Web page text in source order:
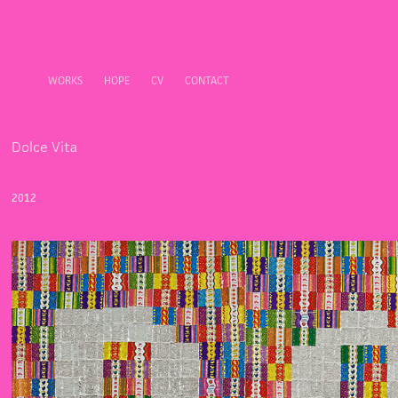
WORKS HOPE CV CONTACT
Dolce Vita
2012